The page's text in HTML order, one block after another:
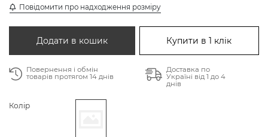
Повідомити про надходження розміру
Додати в кошик Купити в 1 клік
Повернення і обмін
товарів протягом 14 днів
Доставка по
Україні від 1 до 4
днів
Колір